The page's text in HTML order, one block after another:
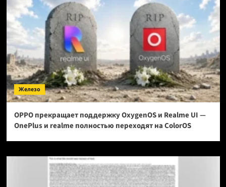
Железо
OPPO прекращает поддержку OxygenOS и Realme UI —
OnePlus и realme полностью переходят на ColorOS